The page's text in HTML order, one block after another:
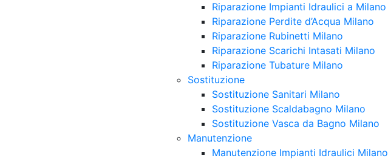
Riparazione Impianti Idraulici a Milano
Riparazione Perdite d’Acqua Milano
Riparazione Rubinetti Milano
Riparazione Scarichi Intasati Milano
Riparazione Tubature Milano
Sostituzione
Sostituzione Sanitari Milano
Sostituzione Scaldabagno Milano
Sostituzione Vasca da Bagno Milano
Manutenzione
Manutenzione Impianti Idraulici Milano